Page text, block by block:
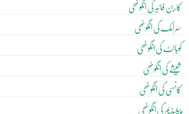
کاربن فائبر کی انگوٹھی
سرامک کی انگوٹھی
کوبالٹ کی انگوٹھی
شیشے کی انگوٹھی
کانسی کی انگوٹھی